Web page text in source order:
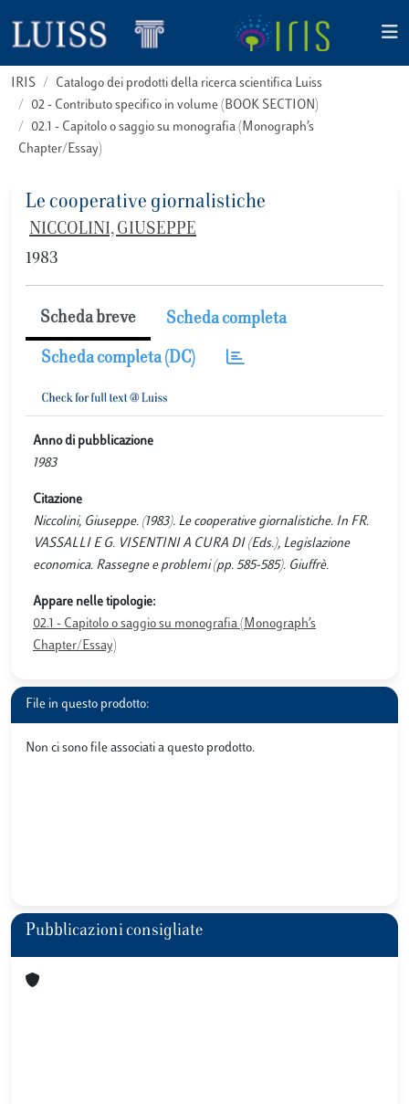
IRIS
Catalogo dei prodotti della ricerca scientifica Luiss
02 - Contributo specifico in volume (BOOK SECTION)
02.1 - Capitolo o saggio su monografia (Monograph’s
Chapter/Essay)
Le cooperative giornalistiche
NICCOLINI, GIUSEPPE
1983
Scheda breve Scheda completa
Scheda completa (DC)
Anno di pubblicazione
1983
Citazione
Niccolini, Giuseppe. (1983). Le cooperative giornalistiche. In FR.
VASSALLI E G. VISENTINI A CURA DI (Eds.), Legislazione
economica. Rassegne e problemi (pp. 585-585). Giuffrè.
Appare nelle tipologie:
02.1 - Capitolo o saggio su monografia (Monograph’s
Chapter/Essay)
File in questo prodotto:
Non ci sono file associati a questo prodotto.
Pubblicazioni consigliate